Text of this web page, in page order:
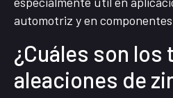
automotriz y en
¿Cuáles son los
aleaciones de